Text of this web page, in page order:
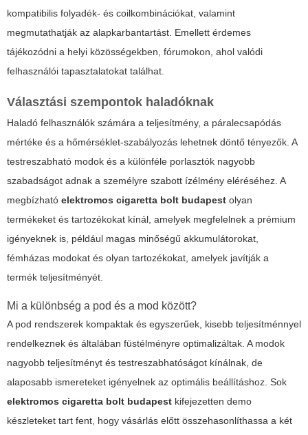
kompatibilis folyadék- és coilkombinációkat, valamint
megmutathatják az alapkarbantartást. Emellett érdemes
tájékozódni a helyi közösségekben, fórumokon, ahol valódi
felhasználói tapasztalatokat találhat.
Választási szempontok haladóknak
Haladó felhasználók számára a teljesítmény, a páralecsapódás
mértéke és a hőmérséklet-szabályozás lehetnek döntő tényezők. A
testreszabható modok és a különféle porlasztók nagyobb
szabadságot adnak a személyre szabott ízélmény eléréséhez. A
megbízható elektromos cigaretta bolt budapest olyan
termékeket és tartozékokat kínál, amelyek megfelelnek a prémium
igényeknek is, például magas minőségű akkumulátorokat,
fémházas modokat és olyan tartozékokat, amelyek javítják a
termék teljesítményét.
Mi a különbség a pod és a mod között?
A pod rendszerek kompaktak és egyszerűek, kisebb teljesítménnyel
rendelkeznek és általában füstélményre optimalizáltak. A modok
nagyobb teljesítményt és testreszabhatóságot kínálnak, de
alaposabb ismereteket igényelnek az optimális beállításhoz. Sok
elektromos cigaretta bolt budapest kifejezetten demo
készleteket tart fent, hogy vásárlás előtt összehasonlíthassa a két